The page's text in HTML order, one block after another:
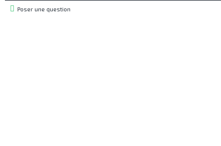
Poser une question